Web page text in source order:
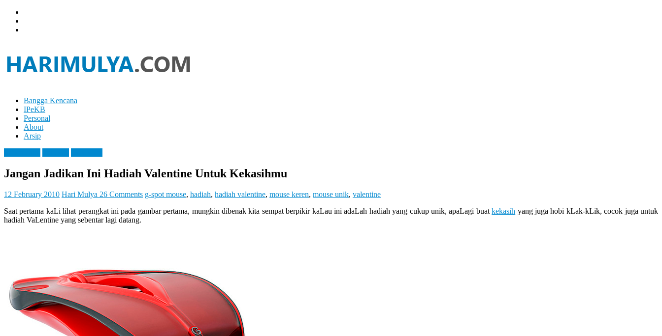
Skip
content
Hari
Mulya
Brain
Can
Analyze
It
Your
Brain
Let
Bangga Kencana
IPeKB
Personal
About
Arsip
Jangan Jadikan Ini Hadiah Valentine Untuk Kekasihmu
12 February 2010 Hari Mulya 26 Comments g-spot mouse, hadiah, hadiah valentine, mouse keren, mouse unik, valentine
Saat pertama kaLi lihat perangkat ini pada gambar pertama, mungkin dibenak kita sempat berpikir kaLau ini adaLah hadiah yang cukup unik, apaLagi buatkekasih yang juga hobi kLak-kLik, cocok juga untuk
hadiah VaLentine yang sebentar lagi datang.